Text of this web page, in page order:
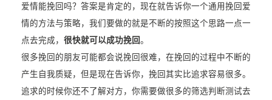
爱情能挽回吗？答案是肯定的，现在就告诉你一个通用挽回爱
情的方法与策略，我们要做的就是不断的按照这个思路一点一
点去完成， 很快就可以成功挽回。
很多挽回的朋友可能都会说挽回很难，在挽回的过程中不断的
产生自我质疑，但是现在告诉你，挽回其实比追求容易很多。
追求的时候你还不了解对方，你需要做很多的筛选判断测试去